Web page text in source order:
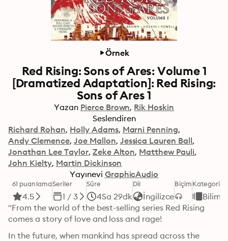
Örnek
Red Rising: Sons of Ares: Volume 1
[Dramatized Adaptation]: Red Rising:
Sons of Ares 1
Yazan Pierce Brown Rik Hoskin
Seslendiren
Richard Rohan Holly Adams Marni Penning
Andy Clemence Joe Mallon Jessica Lauren Ball
Jonathan Lee Taylor Zeke Alton Matthew Pauli
John Kielty Martin Dickinson
Yayınevi GraphicAudio
61 puanlama
4.5
Seriler
1 / 3
Süre
4Sa 29dk
Dil
İngilizce
BiçimKategori
Bilim
"From the world of the best-selling series Red Rising
In the future, when mankind has spread across the